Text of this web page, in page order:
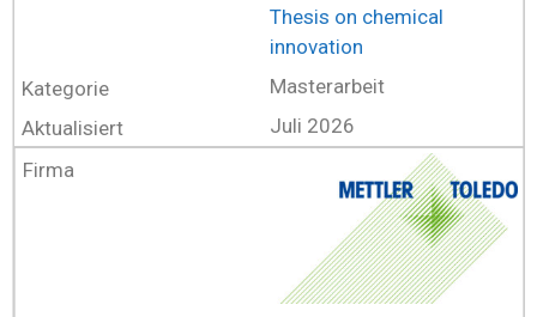
Thesis on chemical
innovation
Masterarbeit
Juli 2026